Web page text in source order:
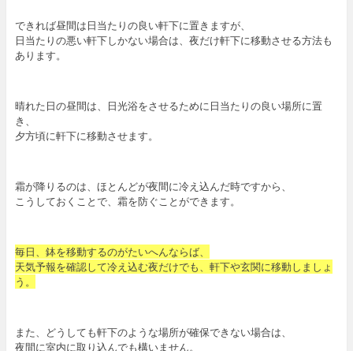
できれば昼間は日当たりの良い軒下に置きますが、
日当たりの悪い軒下しかない場合は、夜だけ軒下に移動させる方法も
あります。
晴れた日の昼間は、日光浴をさせるために日当たりの良い場所に置
き、
夕方頃に軒下に移動させます。
霜が降りるのは、ほとんどが夜間に冷え込んだ時ですから、
こうしておくことで、霜を防ぐことができます。
毎日、鉢を移動するのがたいへんならば、
天気予報を確認して冷え込む夜だけでも、軒下や玄関に移動しましょ
う。
また、どうしても軒下のような場所が確保できない場合は、
夜間に室内に取り込んでも構いません。